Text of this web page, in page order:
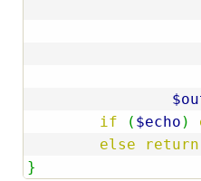
if
( $echo )
else
return
}